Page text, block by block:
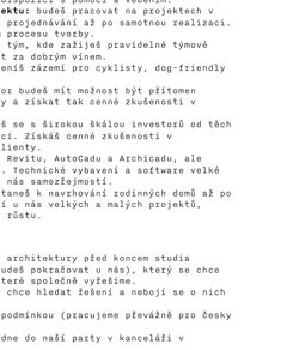
kanceláře také
interiors. Přijďte se